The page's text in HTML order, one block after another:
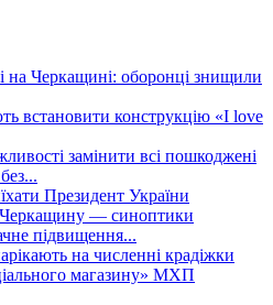
Черкащині: оборонці знищили
встановити конструкцію «I love
замінити всі пошкоджені
Президент України
Черкащину — синоптики
підвищення...
на численні крадіжки
магазину» МХП